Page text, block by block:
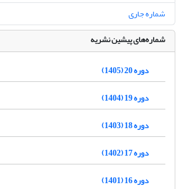
شماره جاری
شماره‌های پیشین نشریه
دوره 20 (1405)
دوره 19 (1404)
دوره 18 (1403)
دوره 17 (1402)
دوره 16 (1401)